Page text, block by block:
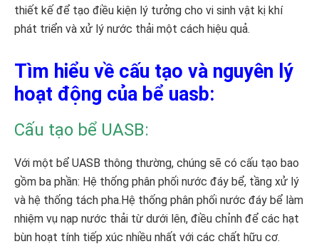
thiết kế để tạo điều kiện lý tưởng cho vi sinh vật kị khí
phát triển và xử lý nước thải một cách hiệu quả.
Tìm hiểu về cấu tạo và nguyên lý
hoạt động của bể uasb:
Cấu tạo bể UASB:
Với một bể UASB thông thường, chúng sẽ có cấu tạo bao
gồm ba phần: Hệ thống phân phối nước đáy bể, tầng xử lý
và hệ thống tách pha.Hệ thống phân phối nước đáy bể làm
nhiệm vụ nạp nước thải từ dưới lên, điều chỉnh để các hạt
bùn hoạt tính tiếp xúc nhiều nhất với các chất hữu cơ.